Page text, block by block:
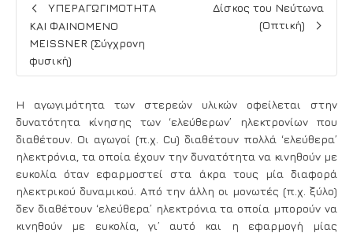
ΥΠΕΡΑΓΩΓΙΜΟΤΗΤΑ
ΚΑΙ ΦΑΙΝΟΜΕΝΟ
MEISSNER (Σύγχρονη
φυσική)
Δίσκος του Νεύτωνα
(Οπτική)
Η αγωγιμότητα των στερεών υλικών οφείλεται στην
δυνατότητα κίνησης των ‘ελεύθερων’ ηλεκτρονίων που
διαθέτουν. Οι αγωγοί (π.χ. Cu) διαθέτουν πολλά ‘ελεύθερα’
ηλεκτρόνια, τα οποία έχουν την δυνατότητα να κινηθούν με
ευκολία όταν εφαρμοστεί στα άκρα τους μία διαφορά
ηλεκτρικού δυναμικού. Από την άλλη οι μονωτές (π.χ. ξύλο)
δεν διαθέτουν ‘ελεύθερα’ ηλεκτρόνια τα οποία μπορούν να
κινηθούν με ευκολία, γι’ αυτό και η εφαρμογή μίας